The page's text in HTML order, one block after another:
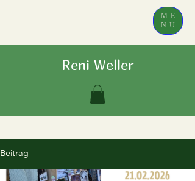
Reni Weller
ME
NU
Beitrag